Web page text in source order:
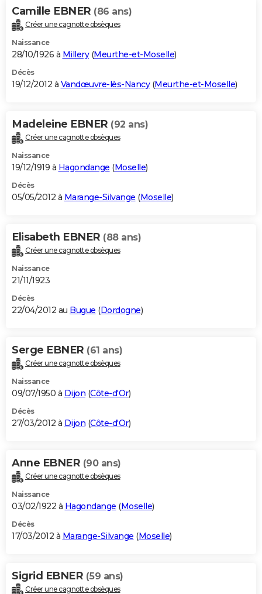
Camille EBNER (86 ans)
Créer une cagnotte obsèques
Naissance
28/10/1926 à Millery(Meurthe-et-Moselle)
Décès
19/12/2012 à Vandœuvre-lès-Nancy(Meurthe-et-Moselle)
Madeleine EBNER (92 ans)
Créer une cagnotte obsèques
Naissance
19/12/1919 à Hagondange (Moselle)
Décès
05/05/2012 à Marange-Silvange (Moselle)
Elisabeth EBNER (88 ans)
Créer une cagnotte obsèques
Naissance
21/11/1923
Décès
22/04/2012 au Bugue (Dordogne)
Serge EBNER (61 ans)
Créer une cagnotte obsèques
Naissance
09/07/1950 à Dijon (Côte-d'Or)
Décès
27/03/2012 à Dijon (Côte-d'Or)
Anne EBNER (90 ans)
Créer une cagnotte obsèques
Naissance
03/02/1922 à Hagondange (Moselle)
Décès
17/03/2012 à Marange-Silvange (Moselle)
Sigrid EBNER (59 ans)
Créer une cagnotte obsèques